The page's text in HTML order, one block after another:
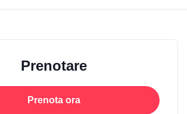
Prenotare
Prenota ora